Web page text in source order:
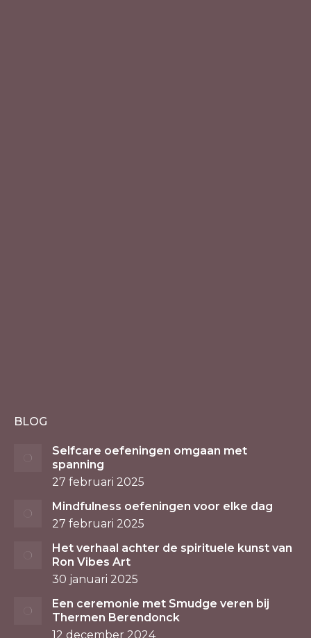
BLOG
Selfcare oefeningen omgaan met
spanning
27 februari 2025
Mindfulness oefeningen voor elke dag
27 februari 2025
Het verhaal achter de spirituele kunst van
Ron Vibes Art
30 januari 2025
Een ceremonie met Smudge veren bij
Thermen Berendonck
12 december 2024